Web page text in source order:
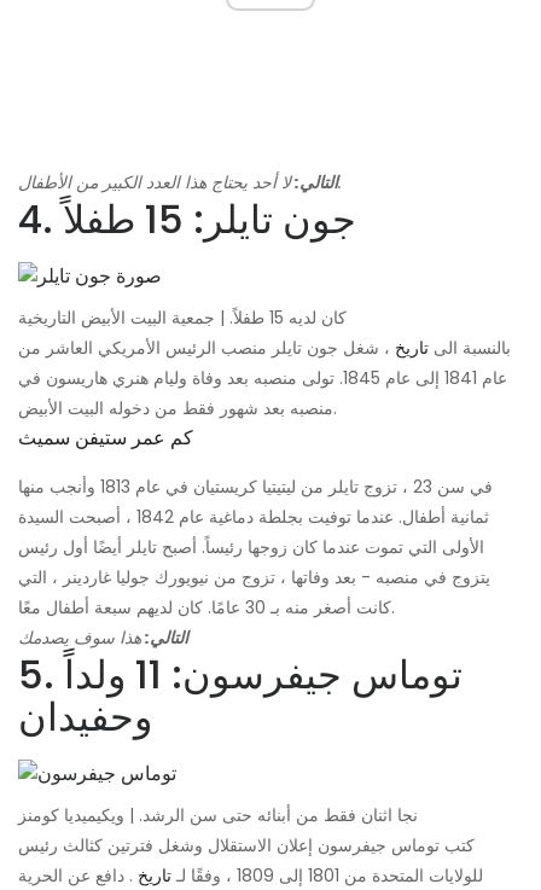
التالي:لا أحد يحتاج هذا العدد الكبير من الأطفال.
4. جون تايلر: 15 طفلاً
كان لديه 15 طفلاً. | جمعية البيت الأبيض التاريخية
بالنسبة الى تاريخ ، شغل جون تايلر منصب الرئيس الأمريكي العاشر من
عام 1841 إلى عام 1845. تولى منصبه بعد وفاة وليام هنري هاريسون في
منصبه بعد شهور فقط من دخوله البيت الأبيض.
كم عمر ستيفن سميث
في سن 23 ، تزوج تايلر من ليتيتيا كريستيان في عام 1813 وأنجب منها
ثمانية أطفال. عندما توفيت بجلطة دماغية عام 1842 ، أصبحت السيدة
الأولى التي تموت عندما كان زوجها رئيساً. أصبح تايلر أيضًا أول رئيس
يتزوج في منصبه - بعد وفاتها ، تزوج من نيويورك جوليا غاردينر ، التي
كانت أصغر منه بـ 30 عامًا. كان لديهم سبعة أطفال معًا.
التالي:هذا سوف يصدمك
5. توماس جيفرسون: 11 ولداً
وحفيدان
نجا اثنان فقط من أبنائه حتى سن الرشد. | ويكيميديا ​​كومنز
كتب توماس جيفرسون إعلان الاستقلال وشغل فترتين كثالث رئيس
للولايات المتحدة من 1801 إلى 1809 ، وفقًا لـ
تاريخ . دافع عن الحرية